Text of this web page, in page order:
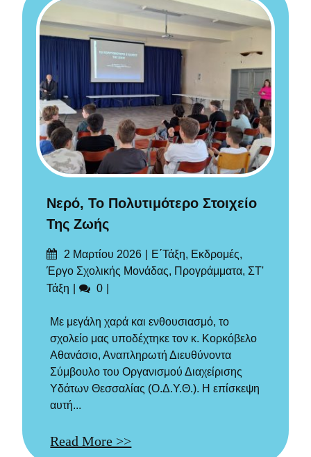
Νερό, Το Πολυτιμότερο Στοιχείο
Της Ζωής
Δημοσιεύτηκε
στις
2 Μαρτίου 2026 Categories
Ε΄Τάξη, Εκδρομές,
Έργο Σχολικής Μονάδας, Προγράμματα, ΣΤ'
Τάξη
Σχόλια
0
Με μεγάλη χαρά και ενθουσιασμό, το
σχολείο μας υποδέχτηκε τον κ. Κορκόβελο
Αθανάσιο, Αναπληρωτή Διευθύνοντα
Σύμβουλο του Οργανισμού Διαχείρισης
Υδάτων Θεσσαλίας (Ο.Δ.Υ.Θ.). Η επίσκεψη
αυτή...
Read More >>